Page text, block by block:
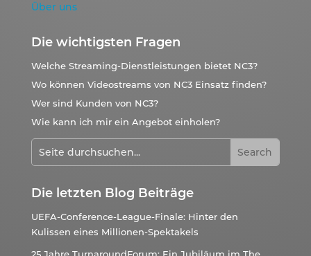
Über uns
Die wichtigsten Fragen
Welche Streaming-Dienstleistungen bietet NC3?
Wo können Videostreams von NC3 Einsatz finden?
Wer sind Kunden von NC3?
Wie kann ich mir ein Angebot einholen?
Die letzten Blog Beiträge
UEFA-Conference-League-Finale: Hinter den
Kulissen eines Millionen-Spektakels